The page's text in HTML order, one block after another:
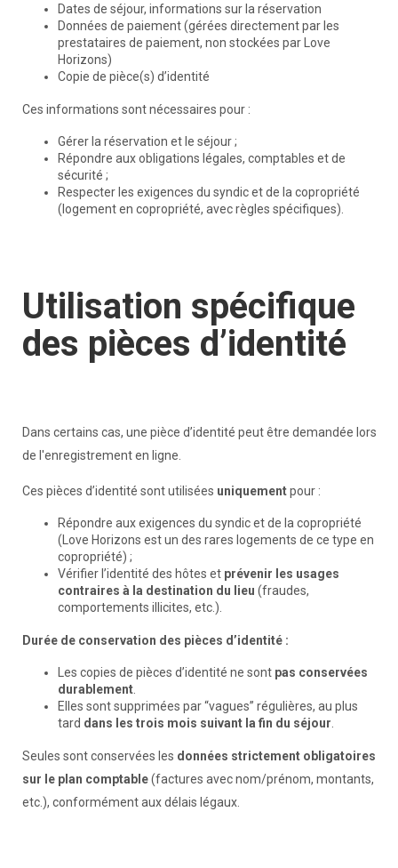
Dates de séjour, informations sur la réservation
Données de paiement (gérées directement par les
prestataires de paiement, non stockées par Love
Horizons)
Copie de pièce(s) d’identité
Ces informations sont nécessaires pour :
Gérer la réservation et le séjour ;
Répondre aux obligations légales, comptables et de
sécurité ;
Respecter les exigences du syndic et de la copropriété
(logement en copropriété, avec règles spécifiques).
Utilisation spécifique
des pièces d’identité
Dans certains cas, une pièce d’identité peut être demandée lors
de l'enregistrement en ligne.
Ces pièces d’identité sont utilisées uniquementpour :
Répondre aux exigences du syndic et de la copropriété
(Love Horizons est un des rares logements de ce type en
copropriété) ;
Vérifier l’identité des hôtes et prévenir les usages
contraires à la destination du lieu (fraudes,
comportements illicites, etc.).
Durée de conservation des pièces d’identité :
Les copies de pièces d’identité ne sont pas conservées
durablement.
Elles sont supprimées par “vagues” régulières, au plus
tard dans les trois mois suivant la fin du séjour
Seules sont conservées les données strictement obligatoires
sur le plan comptable(factures avec nom/prénom, montants,
etc.), conformément aux délais légaux.